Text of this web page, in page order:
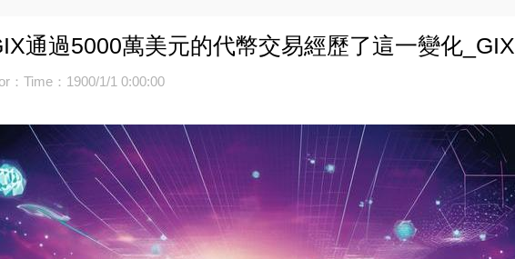
通過5000萬美元的代幣交易經歷了這一變化_GIX
：Time：1900/1/1 0:00:00